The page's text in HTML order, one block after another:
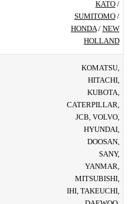
KATO /
SUMITOMO /
HONDA/ NEW
HOLLAND
KOMATSU,
HITACHI,
KUBOTA,
CATERPILLAR,
JCB, VOLVO,
HYUNDAI,
DOOSAN,
SANY,
YANMAR,
MITSUBISHI,
IHI, TAKEUCHI,